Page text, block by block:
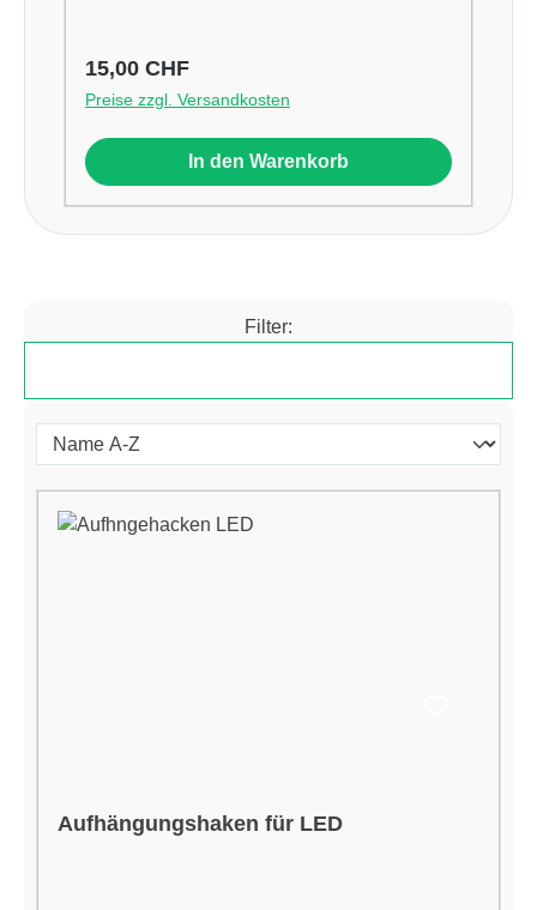
Regulärer Preis:
15,00 CHF
Preise zzgl. Versandkosten
In den Warenkorb
Filter:
Aufhängungshaken für LED